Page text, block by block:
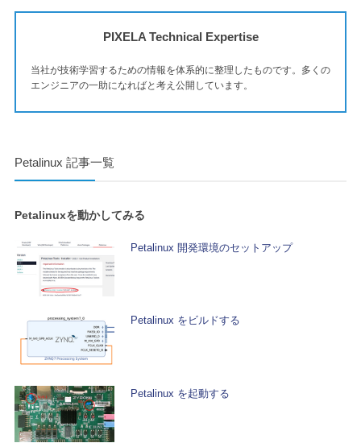
PIXELA Technical Expertise
当社が技術学習するための情報を体系的に整理したものです。多くの
エンジニアの一助になればと考え公開しています。
Petalinux 記事一覧
Petalinuxを動かしてみる
Petalinux 開発環境のセットアップ
Petalinux をビルドする
Petalinux を起動する